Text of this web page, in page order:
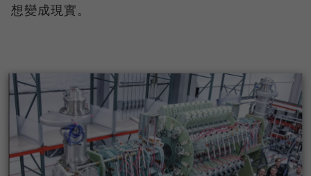
想變成現實。